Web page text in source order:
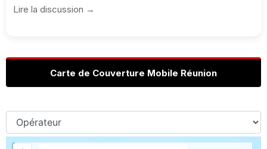
Lire la discussion →
Carte de Couverture Mobile Réunion